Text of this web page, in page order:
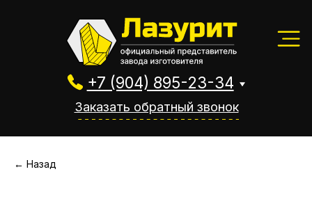
+7 (904) 895-23-34
Заказать обратный звонок
+7 (904) 895-23-34
Заказать обратный звонок
← Назад